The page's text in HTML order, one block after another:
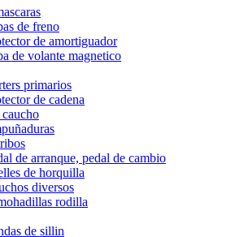
de freno
de amortiguador
de volante magnetico
primarios
de cadena
caucho
de arranque, pedal de cambio
de horquilla
diversos
rodilla
de sillin